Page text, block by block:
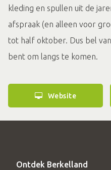
kleding en spullen uit de
afspraak (en alleen voor
tot half oktober. Dus bel
bent om langs te komen.
Website
Ontdek Berkelland